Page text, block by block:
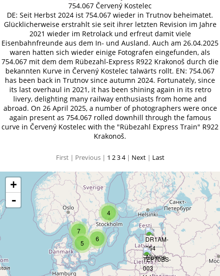
754.067 Červený Kostelec
DE: Seit Herbst 2024 ist 754.067 wieder in Trutnov beheimatet.
Glücklicherweise erstrahlt sie seit ihrer letzten Revision im Jahre
2021 wieder im Retrolack und erfreut damit viele
Eisenbahnfreunde aus dem In- und Ausland. Auch am 26.04.2025
waren hatten sich wieder einige Fotografen eingefunden, als
754.067 mit dem dem Rübezahl-Express R922 Krakonoš durch die
bekannten Kurve in Červený Kostelec talwärts rollt. EN: 754.067
has been back in Trutnov since autumn 2024. Fortunately, since
its last overhaul in 2021, it has been shining again in its retro
livery, delighting many railway enthusiasts from home and
abroad. On 26 April 2025, a number of photographers were once
again present as 754.067 rolled downhill through the famous
curve in Červený Kostelec with the "Rübezahl Express Train" R922
Krakonoš.
First | Previous | 1 234 | Next | Last
5
7
6
4
+
-